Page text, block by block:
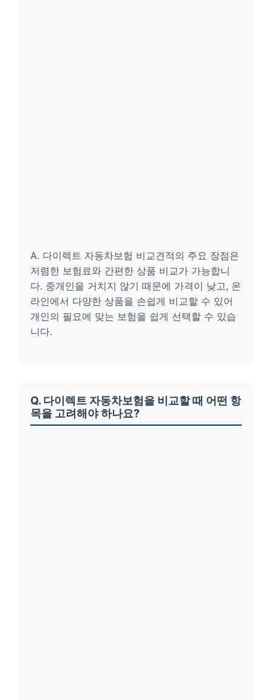
A. 다이렉트 자동차보험 비교견적의 주요 장점은
저렴한 보험료와 간편한 상품 비교가 가능합니
다. 중개인을 거치지 않기 때문에 가격이 낮고, 온
라인에서 다양한 상품을 손쉽게 비교할 수 있어
개인의 필요에 맞는 보험을 쉽게 선택할 수 있습
니다.
Q. 다이렉트 자동차보험을 비교할 때 어떤 항
목을 고려해야 하나요?